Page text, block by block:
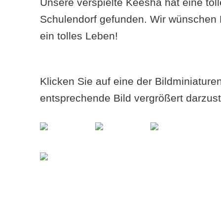
Schulendorf gefunden. Wir wünschen
ein tolles Leben!
Klicken Sie auf eine der
entsprechende Bild vergrößert